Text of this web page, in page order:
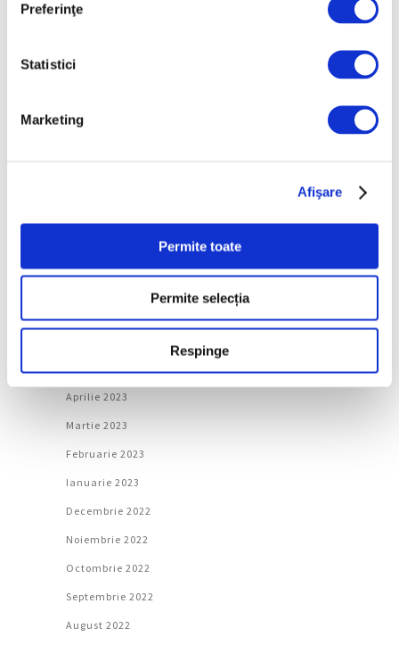
Preferinţe
Statistici
Marketing
Afişare
Permite toate
Permite selecția
Respinge
Octombrie 2023
Aprilie 2023
Martie 2023
Februarie 2023
Ianuarie 2023
Decembrie 2022
Noiembrie 2022
Octombrie 2022
Septembrie 2022
August 2022